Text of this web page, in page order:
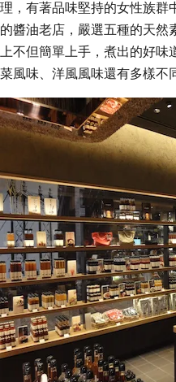
理，有著品味堅持的女性族群
的醬油老店，嚴選五種的天然
上不但簡單上手，煮出的好
菜風味、洋風風味還有多樣不